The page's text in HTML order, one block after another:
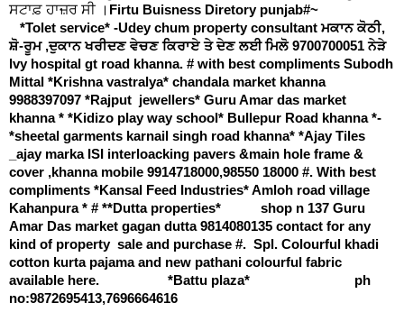
ਸਟਾਫ਼ ਹਾਜ਼ਰ ਸੀ । Firtu Buisness Diretory punjab#~
*Tolet service* -Udey chum property consultant ਮਕਾਨ ਕੋਠੀ,
ਸ਼ੋ-ਰੂਮ ,ਦੁਕਾਨ ਖਰੀਦਣ ਵੇਚਣ ਕਿਰਾਏ ਤੇ ਦੇਣ ਲਈ ਮਿਲੋ 9700700051 ਨੇੜੇ
lvy hospital gt road khanna. # with best compliments Subodh
Mittal *Krishna vastralya* chandala market khanna
9988397097 *Rajput jewellers* Guru Amar das market
khanna * *Kidizo play way school* Bullepur Road khanna *-
*sheetal garments karnail singh road khanna* *Ajay Tiles
_ajay marka ISI interloacking pavers &main hole frame &
cover ,khanna mobile 9914718000,98550 18000 #. With best
compliments *Kansal Feed Industries* Amloh road village
Kahanpura * # **Dutta properties* shop n 137 Guru
Amar Das market gagan dutta 9814080135 contact for any
kind of property sale and purchase #. Spl. Colourful khadi
cotton kurta pajama and new pathani colourful fabric
available here. *Battu plaza* ph
no:9872695413,7696664616